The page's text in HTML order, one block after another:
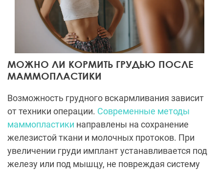
МОЖНО ЛИ КОРМИТЬ ГРУДЬЮ ПОСЛЕ
МАММОПЛАСТИКИ
Возможность грудного вскармливания зависит
от техники операции. Современные методы
маммопластики направлены на сохранение
железистой ткани и молочных протоков. При
увеличении груди имплант устанавливается под
железу или под мышцу, не повреждая систему